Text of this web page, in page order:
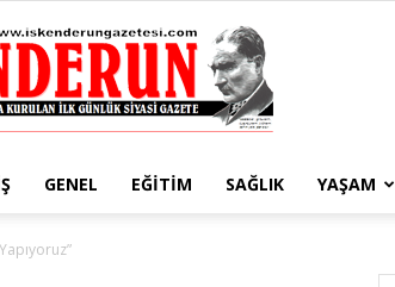
GENEL EĞITIM SAĞLIK YAŞAM